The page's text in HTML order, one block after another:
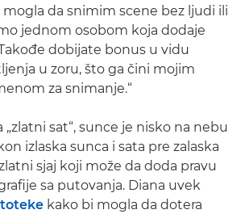
da snimim scene bez ljudi ili
jednom osobom koja dodaje
dobijate bonus u vidu
u zoru, što ga čini mojim
za snimanje.“
„zlatni sat“, sunce je nisko na nebu
izlaska sunca i sata pre zalaska
sjaj koji može da doda pravu
sa putovanja. Diana uvek
kako bi mogla da dotera